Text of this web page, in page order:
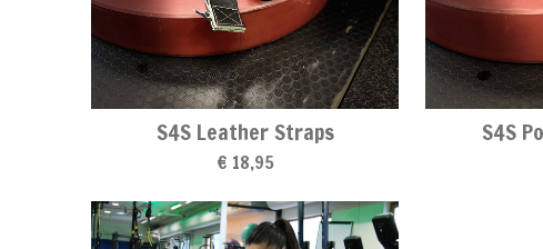
S4S Leather Straps
€ 18,95
S4S